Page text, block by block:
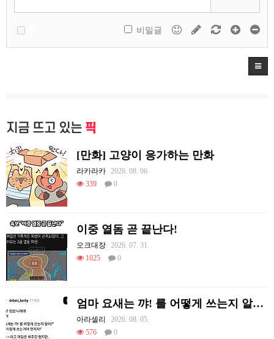
비밀글
지금 뜨고 있는 픽
[만화] 고양이 응가하는 만화
라카라카 2026. 08. 06.
339
0
이중 열돔 곧 끝난다!
오크대장 2026. 07. 31.
1025
0
엄마 요새는 꺄! 를 어떻게 쓰는지 알아?
아라셀리
2026. 08. 05.
576
0